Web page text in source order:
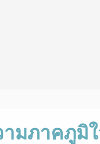
ามภาคภูมิ